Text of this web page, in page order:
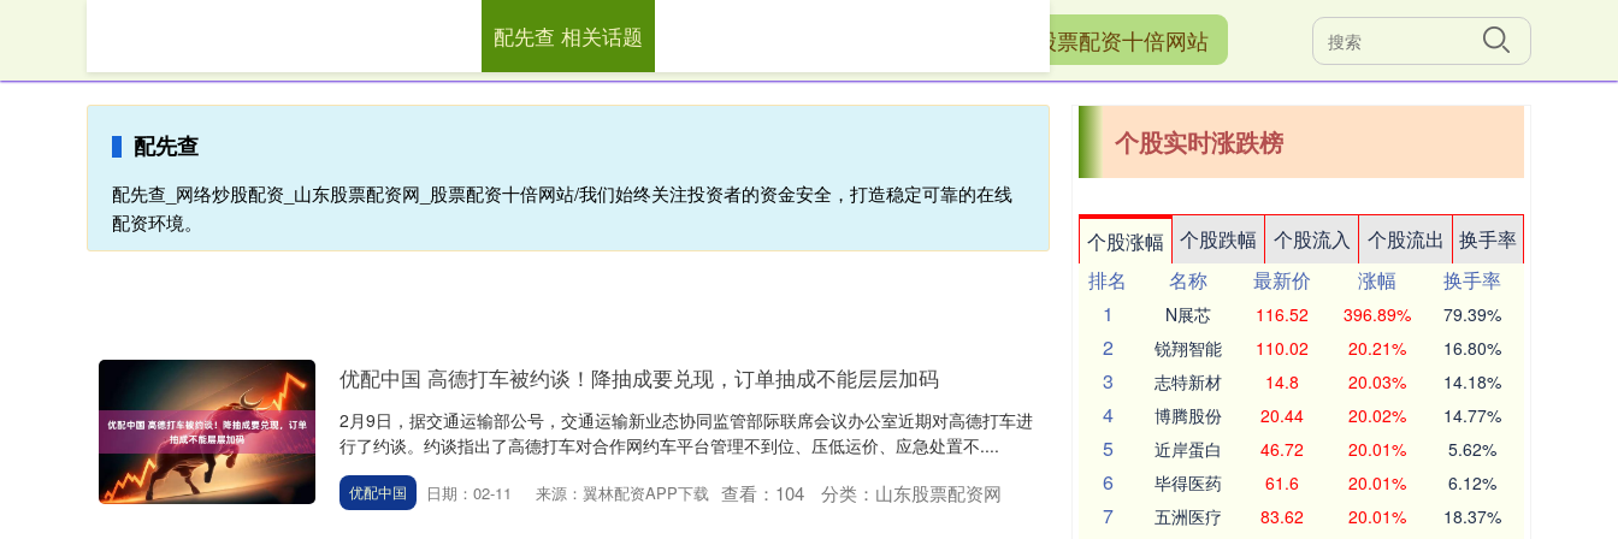
配先查 网络炒股配资 股票配资十倍网站
配先查
配先查_网络炒股配资_山东股票配资网_股票配资十倍网站/我们始终关注投资者的资金安全，打造稳定可靠的在线
配资环境。
配先查 相关话题
优配中国 高德打车被约谈！降抽成要兑现，订单抽成不能层层加码
2月9日，据交通运输部公号，交通运输新业态协同监管部际联席会议办公室近期对高德打车进
行了约谈。约谈指出了高德打车对合作网约车平台管理不到位、压低运价、应急处置不....
优配中国 日期：02-11 来源：翼林配资APP下载 查看： 104 分类： 山东股票配资网
个股实时涨跌榜
个股涨幅 个股跌幅 个股流入 个股流出
换手率
排名
名称 最新价 涨幅
换手率
1
N展芯 116.52 396.89% 79.39%
2 锐翔智能 110.02 20.21% 16.80%
3 志特新材 14.8 20.03% 14.18%
4 博腾股份 20.44 20.02% 14.77%
5 近岸蛋白 46.72 20.01% 5.62%
6 毕得医药 61.6 20.01% 6.12%
7 五洲医疗 83.62 20.01% 18.37%